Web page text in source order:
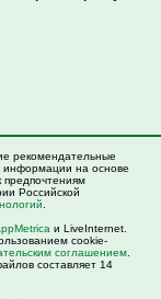
рекомендательные
информации на основе
предпочтениям
Российской
и LiveInternet.
cookie-
соглашением
составляет 14